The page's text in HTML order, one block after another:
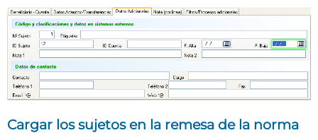
Cargar los sujetos en la remesa de la norma